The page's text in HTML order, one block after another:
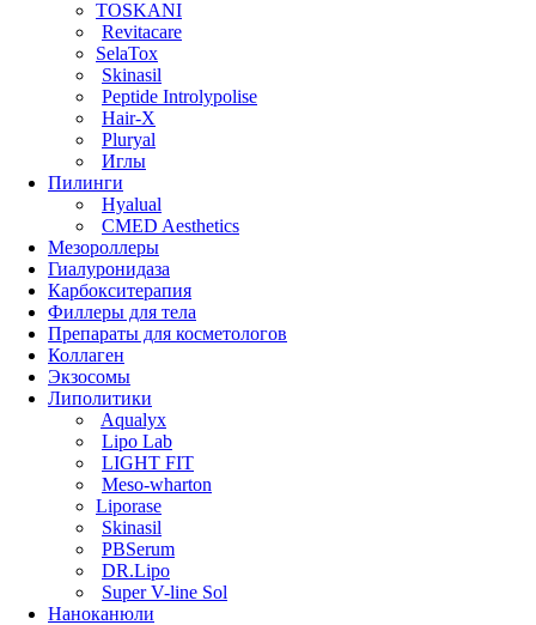
TOSKANI
Revitacare
SelaTox
Skinasil
Peptide Introlypolise
Hair-X
Pluryal
Иглы
Пилинги
Hyalual
CMED Aesthetics
Мезороллеры
Гиалуронидаза
Карбокситерапия
Филлеры для тела
Препараты для косметологов
Коллаген
Экзосомы
Липолитики
Aqualyx
Lipo Lab
LIGHT FIT
Meso-wharton
Liporase
Skinasil
PBSerum
DR.Lipo
Super V-line Sol
Наноканюли